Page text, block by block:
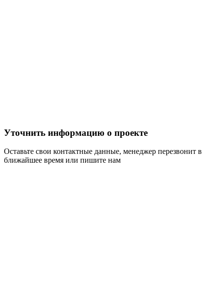
Уточнить информацию о проекте
Оставьте свои контактные данные, менеджер перезвонит в
ближайшее время или пишите нам